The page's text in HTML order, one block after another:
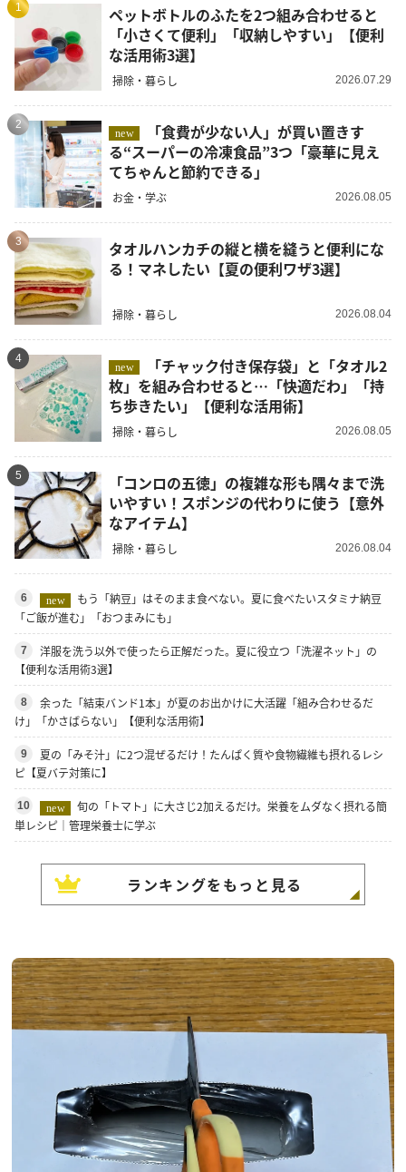
1
ペットボトルのふたを2つ組み合わせると
「小さくて便利」「収納しやすい」【便利
な活用術3選】
掃除・暮らし 2026.07.29
2
new
る“スーパーの冷凍食品”3つ「豪華に見え
てちゃんと節約できる」
お金・学ぶ 2026.08.05
3
タオルハンカチの縦と横を縫うと便利にな
る！マネしたい【夏の便利ワザ3選】
掃除・暮らし 2026.08.04
4
new
枚」を組み合わせると…「快適だわ」「持
ち歩きたい」【便利な活用術】
掃除・暮らし 2026.08.05
5
「コンロの五徳」の複雑な形も隅々まで洗
いやすい！スポンジの代わりに使う【意外
なアイテム】
掃除・暮らし 2026.08.04
6 new
もう「納豆」はそのまま食べない。夏に食べたいスタミナ納豆
「ご飯が進む」「おつまみにも」
7
洋服を洗う以外で使ったら正解だった。夏に役立つ「洗濯ネット」の
【便利な活用術3選】
8
余った「結束バンド1本」が夏のお出かけに大活躍「組み合わせるだ
け」「かさばらない」【便利な活用術】
9
夏の「みそ汁」に2つ混ぜるだけ！たんぱく質や食物繊維も摂れるレシ
ピ【夏バテ対策に】
10 new
旬の「トマト」に大さじ2加えるだけ。栄養をムダなく摂れる簡
単レシピ｜管理栄養士に学ぶ
ランキングをもっと見る